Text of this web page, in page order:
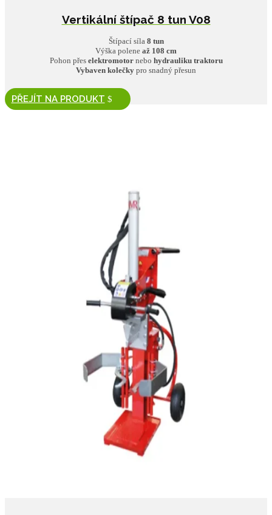
Vertikální štípač 8 tun V08
Štípací síla 8 tun
Výška polene až 108 cm
Pohon přes elektromotor nebo hydrauliku traktoru
Vybaven kolečky pro snadný přesun
PŘEJÍT NA PRODUKT